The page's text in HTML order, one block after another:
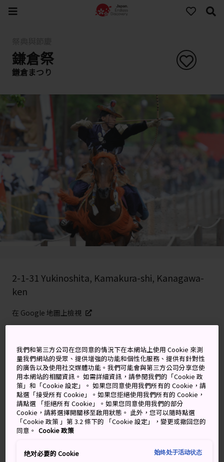
鎌倉祭
鎌倉まつり
2-1-31 Yukinoshita, Kamakura-shi, Kanagawa-
ken
在 Google 地圖上檢視
關鍵字 地圖
©Kamakura City Tourist Association
以音樂、飲酒和箭藝讚頌鎌倉幕
府與武士魂
我們和第三方公司在您同意的情況下在本網站上使用 Cookie 來測
量我們網站的受眾、提供增強的功能和個性化服務、提供有針對性
的廣告以及使用社交媒體功能。我們可能會與第三方公司分享您使
用本網站的相關資訊。 如需詳細資訊，請參閱我們的「Cookie 政
策」和「Cookie 設定」。 如果您同意使用我們所有的 Cookie，請
點選「接受所有 Cookie」。如果您拒絕使用我們所有的 Cookie，
請點選 「拒絕所有 Cookie」。如果您同意使用我們的部分
Cookie，請將選擇開關移至啟用狀態。 此外，您可以隨時點選
「Cookie 政策 」第 3.2 條下的 「Cookie 設定」，變更或撤回您的
同意。 Cookie 政策
绝对必要的 Cookie 始终处于活动状态